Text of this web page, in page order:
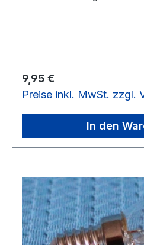
Regulärer Preis:
9,95 €
Preise inkl. MwSt. zzgl.
In den